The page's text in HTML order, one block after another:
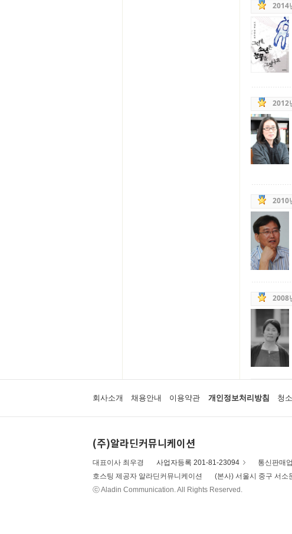
2014
2012
2010
2008
회사소개 채용안내 이용약관 개인정보처리방침 청
(주)알라딘커뮤니케이션
대표이사 최우경 사업자등록 201-81-23094 통신판매
호스팅 제공자 알라딘커뮤니케이션
(본사) 서울시 중구 서소
ⓒ Aladin Communication. All Rights Reserved.